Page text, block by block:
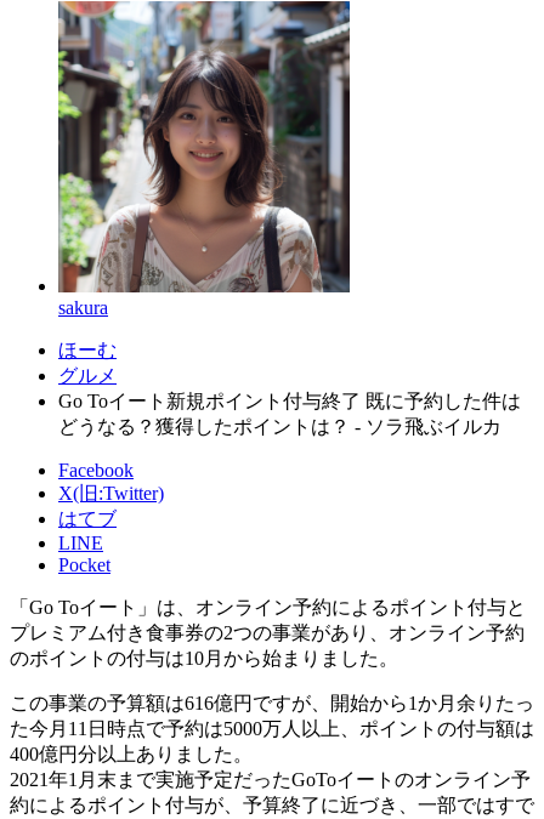
sakura
ほーむ
グルメ
Go Toイート新規ポイント付与終了 既に予約した件は
どうなる？獲得したポイントは？ - ソラ飛ぶイルカ
Facebook
X(旧:Twitter)
はてブ
LINE
Pocket
「Go Toイート」は、オンライン予約によるポイント付与と
プレミアム付き食事券の2つの事業があり、オンライン予約
のポイントの付与は10月から始まりました。
この事業の予算額は616億円ですが、開始から1か月余りたっ
た今月11日時点で予約は5000万人以上、ポイントの付与額は
400億円分以上ありました。
2021年1月末まで実施予定だったGoToイートのオンライン予
約によるポイント付与が、予算終了に近づき、一部ではすで